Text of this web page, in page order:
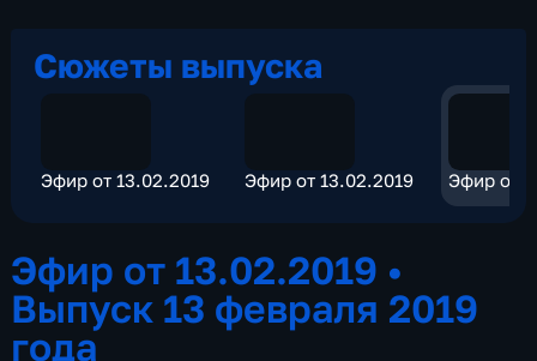
Сюжеты выпуска
Эфир от 13.02.2019 Эфир от 13.02.2019 Эфир от
Эфир от 13.02.2019 •
Выпуск 13 февраля 2019
года